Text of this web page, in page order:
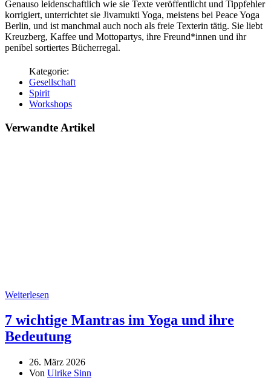
Genauso leidenschaftlich wie sie Texte veröffentlicht und Tippfehler
korrigiert, unterrichtet sie Jivamukti Yoga, meistens bei Peace Yoga
Berlin, und ist manchmal auch noch als freie Texterin tätig. Sie liebt
Kreuzberg, Kaffee und Mottopartys, ihre Freund*innen und ihr
penibel sortiertes Bücherregal.
Gesellschaft
Spirit
Workshops
Verwandte Artikel
Weiterlesen
7 wichtige Mantras im Yoga und ihre
Bedeutung
26. März 2026
Von Ulrike Sinn